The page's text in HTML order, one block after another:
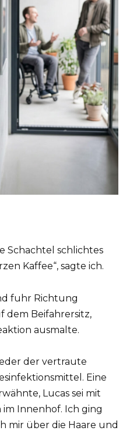
Schachtel schlichtes
Kaffee“, sagte ich.
fuhr Richtung
dem Beifahrersitz,
ausmalte.
der vertraute
Eine
Lucas sei mit
Innenhof. Ich ging
mir über die Haare und